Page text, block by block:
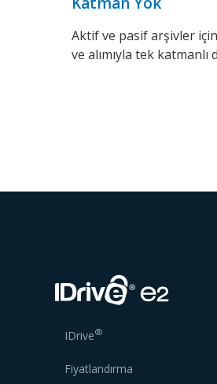
Aktif ve pasif arşivler
ve alımıyla tek katmanlı
IDrive®
Fiyatlandırma